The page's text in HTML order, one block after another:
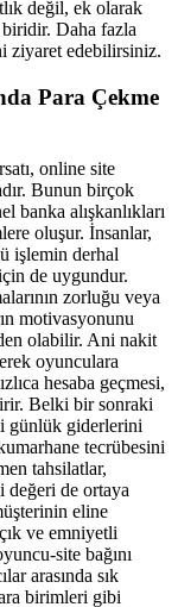
değil, ek olarak
Daha fazla
ziyaret edebilirsiniz.
Para Çekme
online site
Bunun birçok
banka alışkanlıkları
oluşur. İnsanlar,
işlemin derhal
de uygundur.
zorluğu veya
motivasyonunu
olabilir. Ani nakit
oyunculara
hesaba geçmesi,
Belki bir sonraki
günlük giderlerini
tecrübesini
tahsilatlar,
değeri de ortaya
eline
ve emniyetli
site bağını
arasında sık
birimleri gibi